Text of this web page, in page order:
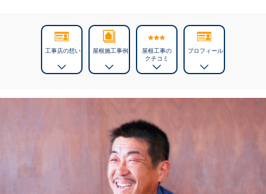
工事店の想い 屋根施工事例
屋根工事の
クチコミ
プロフィール